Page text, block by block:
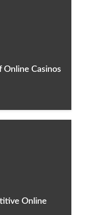
Online Casinos
Online